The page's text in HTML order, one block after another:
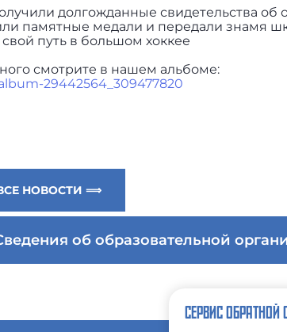
долгожданные свидетельства
памятные медали и передали знамя
путь в большом хоккее
смотрите в нашем альбоме:
29442564_309477820
НОВОСТИ ⟹
об образовательной
СЕРВИС ОБРАТНОЙ